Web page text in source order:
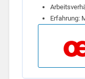
Erfahrung: